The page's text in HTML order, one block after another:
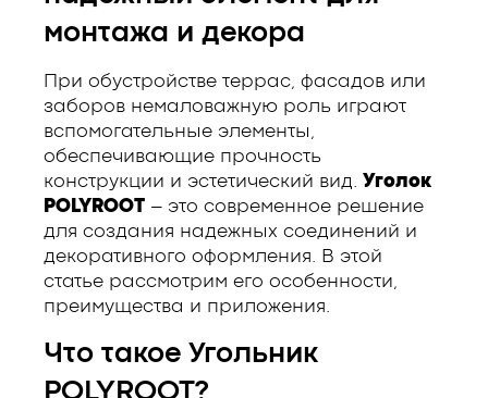
монтажа и декора
При обустройстве террас, фасадов или
заборов немаловажную роль играют
вспомогательные элементы,
обеспечивающие прочность
конструкции и эстетический вид. Уголок
POLYROOT – это современное решение
для создания надежных соединений и
декоративного оформления. В этой
статье рассмотрим его особенности,
преимущества и приложения.
Что такое Угольник
POLYROOT?